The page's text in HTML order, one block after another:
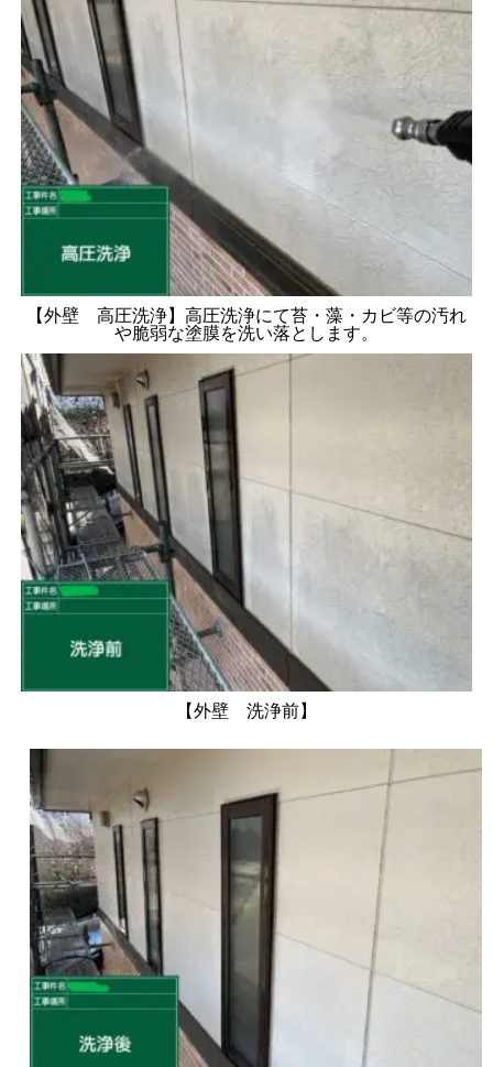
【外壁 高圧洗浄】高圧洗浄にて苔・藻・カビ等の汚れ
や脆弱な塗膜を洗い落とします。
【外壁 洗浄前】